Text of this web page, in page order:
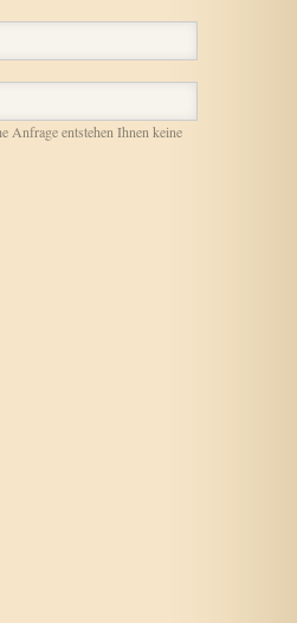
Anfrage entstehen Ihnen keine